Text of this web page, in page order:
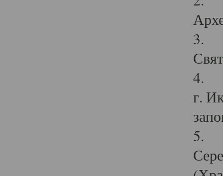
3.
4.
г.
5.